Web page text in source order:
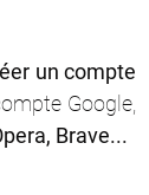
un compte
Google,
Brave...